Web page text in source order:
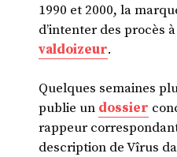
1990 et 2000, la
d’intenter des procès
valdoizeur.
Quelques semaines
publie un dossier
rappeur
description de Vîrus